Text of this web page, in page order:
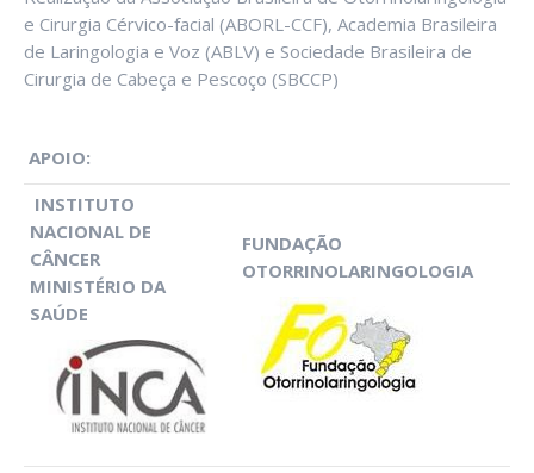
e Cirurgia Cérvico-facial (ABORL-CCF), Academia Brasileira
de Laringologia e Voz (ABLV) e Sociedade Brasileira de
Cirurgia de Cabeça e Pescoço (SBCCP)
APOIO:
INSTITUTO
NACIONAL DE
CÂNCER
MINISTÉRIO DA
SAÚDE
FUNDAÇÃO
OTORRINOLARINGOLOGIA